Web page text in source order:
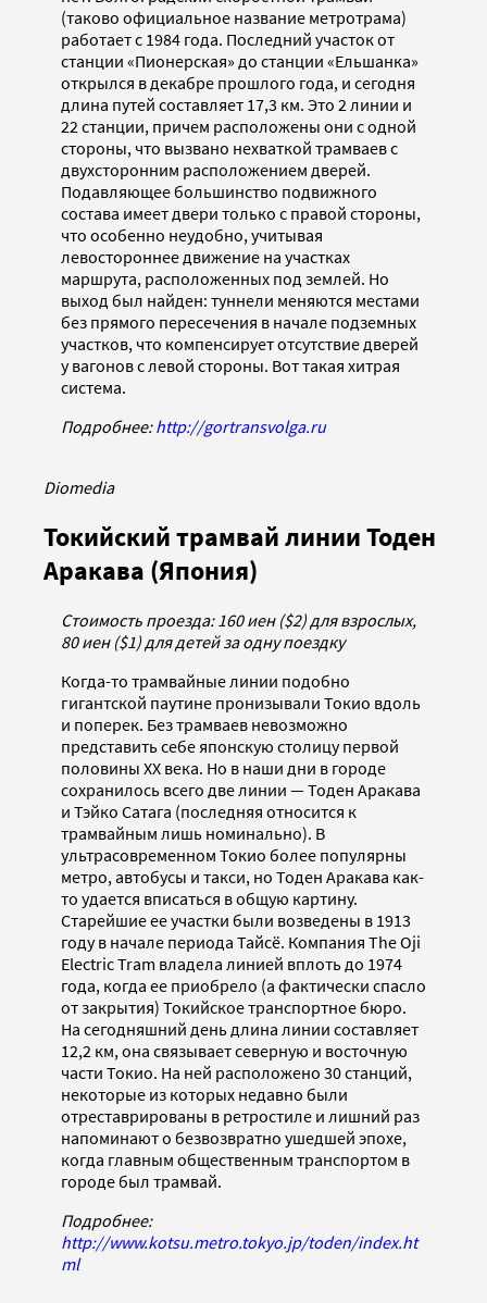
(таково официальное название метротрама)
работает с 1984 года. Последний участок от
станции «Пионерская» до станции «Ельшанка»
открылся в декабре прошлого года, и сегодня
длина путей составляет 17,3 км. Это 2 линии и
22 станции, причем расположены они с одной
стороны, что вызвано нехваткой трамваев с
двухсторонним расположением дверей.
Подавляющее большинство подвижного
состава имеет двери только с правой стороны,
что особенно неудобно, учитывая
левостороннее движение на участках
маршрута, расположенных под землей. Но
выход был найден: туннели меняются местами
без прямого пересечения в начале подземных
участков, что компенсирует отсутствие дверей
у вагонов с левой стороны. Вот такая хитрая
система.
Подробнее:http://gortransvolga.ru
Diomedia
Токийский трамвай линии Тоден
Аракава (Япония)
Стоимость проезда: 160 иен ($2) для взрослых,
80 иен ($1) для детей за одну поездку
Когда-то трамвайные линии подобно
гигантской паутине пронизывали Токио вдоль
и поперек. Без трамваев невозможно
представить себе японскую столицу первой
половины XX века. Но в наши дни в городе
сохранилось всего две линии — Тоден Аракава
и Тэйко Сатага (последняя относится к
трамвайным лишь номинально). В
ультрасовременном Токио более популярны
метро, автобусы и такси, но Тоден Аракава как-
то удается вписаться в общую картину.
Старейшие ее участки были возведены в 1913
году в начале периода Тайсё. Компания The Oji
Electric Tram владела линией вплоть до 1974
года, когда ее приобрело (а фактически спасло
от закрытия) Токийское транспортное бюро.
На сегодняшний день длина линии составляет
12,2 км, она связывает северную и восточную
части Токио. На ней расположено 30 станций,
некоторые из которых недавно были
отреставрированы в ретростиле и лишний раз
напоминают о безвозвратно ушедшей эпохе,
когда главным общественным транспортом в
городе был трамвай.
Подробнее:
http://www.kotsu.metro.tokyo.jp/toden/index.ht
ml